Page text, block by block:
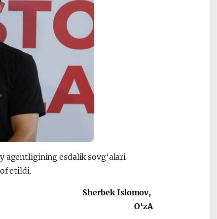
esdalik sovg‘alari
etildi.
Sherbek Islomov,
O‘zA